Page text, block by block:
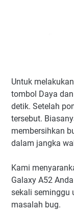
Untuk
tombol Daya
detik. Setelah
tersebut.
membersihkan
dalam jangka
Kami
Galaxy A52
sekali seminggu
masalah bug.